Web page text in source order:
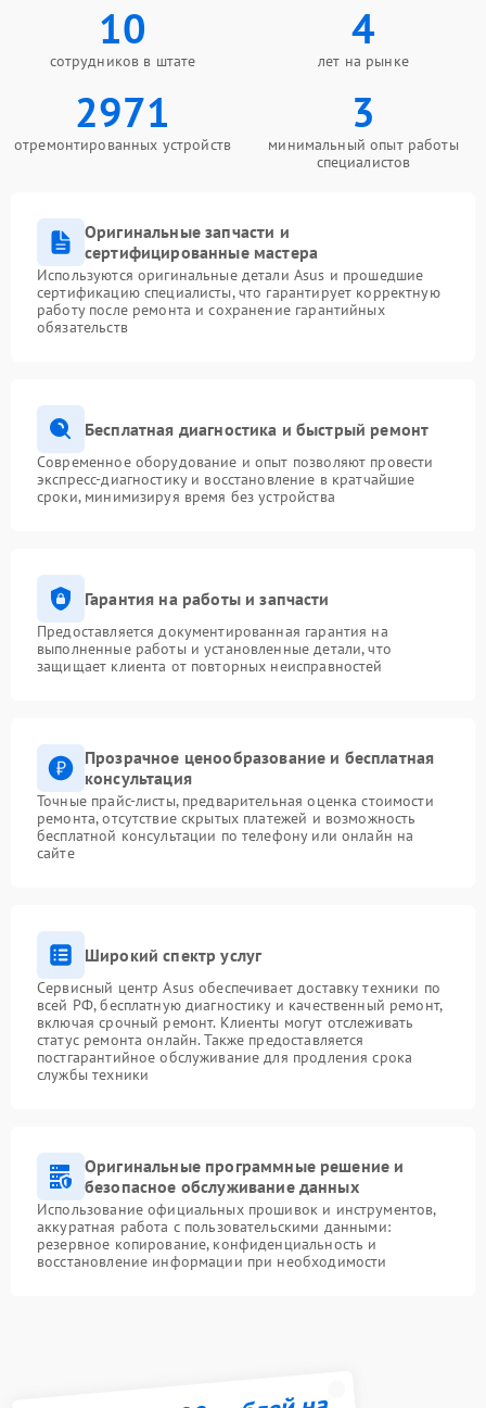
10
сотрудников в штате
4
лет на рынке
2971
отремонтированных устройств
3
минимальный опыт работы
специалистов
Оригинальные запчасти и
сертифицированные мастера
Используются оригинальные детали Asus и прошедшие
сертификацию специалисты, что гарантирует корректную
работу после ремонта и сохранение гарантийных
обязательств
Бесплатная диагностика и быстрый ремонт
Современное оборудование и опыт позволяют провести
экспресс-диагностику и восстановление в кратчайшие
сроки, минимизируя время без устройства
Гарантия на работы и запчасти
Предоставляется документированная гарантия на
выполненные работы и установленные детали, что
защищает клиента от повторных неисправностей
Прозрачное ценообразование и бесплатная
консультация
Точные прайс-листы, предварительная оценка стоимости
ремонта, отсутствие скрытых платежей и возможность
бесплатной консультации по телефону или онлайн на
сайте
Широкий спектр услуг
Сервисный центр Asus обеспечивает доставку техники по
всей РФ, бесплатную диагностику и качественный ремонт,
включая срочный ремонт. Клиенты могут отслеживать
статус ремонта онлайн. Также предоставляется
постгарантийное обслуживание для продления срока
службы техники
Оригинальные программные решение и
безопасное обслуживание данных
Использование официальных прошивок и инструментов,
аккуратная работа с пользовательскими данными:
резервное копирование, конфиденциальность и
восстановление информации при необходимости